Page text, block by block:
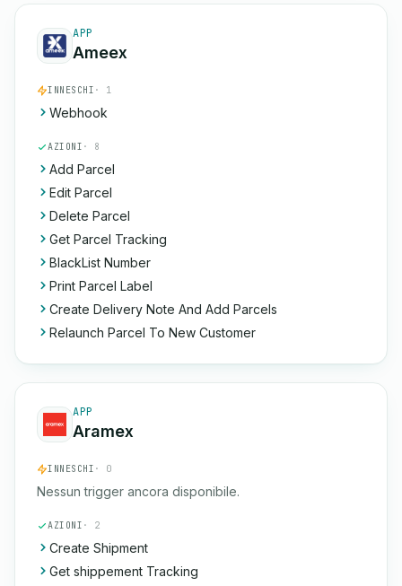
APP
Ameex
INNESCHI · 1
Webhook
AZIONI · 8
Add Parcel
Edit Parcel
Delete Parcel
Get Parcel Tracking
BlackList Number
Print Parcel Label
Create Delivery Note And Add Parcels
Relaunch Parcel To New Customer
APP
Aramex
INNESCHI · 0
Nessun trigger ancora disponibile.
AZIONI · 2
Create Shipment
Get shippement Tracking